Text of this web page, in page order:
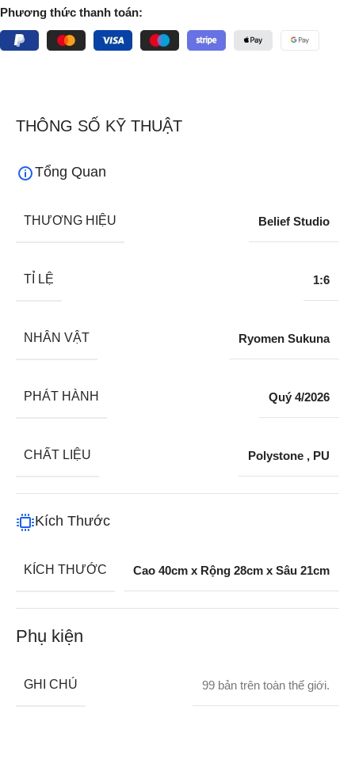
Phương thức thanh toán:
THÔNG SỐ KỸ THUẬT
Tổng Quan
THƯƠNG HIỆU Belief Studio
TỈ LỆ 1:6
NHÂN VẬT Ryomen Sukuna
PHÁT HÀNH Quý 4/2026
CHẤT LIỆU Polystone , PU
Kích Thước
KÍCH THƯỚC Cao 40cm x Rộng 28cm x Sâu 21cm
Phụ kiện
GHI CHÚ 99 bản trên toàn thế giới.